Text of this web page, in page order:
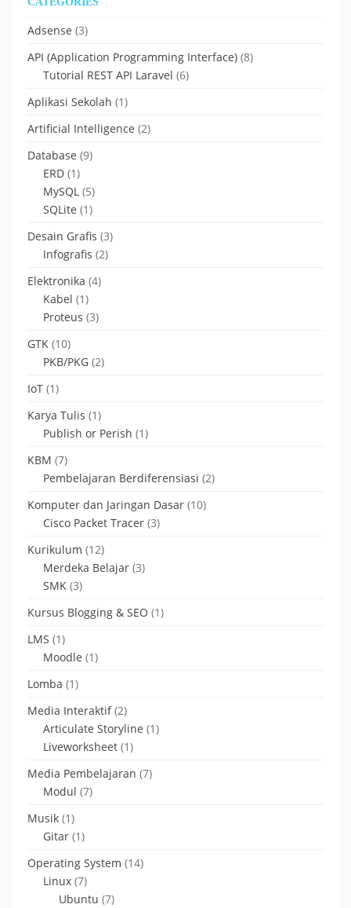
Adsense (3)
API (Application Programming Interface) (8)
Tutorial REST API Laravel (6)
Aplikasi Sekolah (1)
Artificial Intelligence (2)
Database (9)
ERD (1)
MySQL (5)
SQLite (1)
Desain Grafis (3)
Infografis (2)
Elektronika (4)
Kabel (1)
Proteus (3)
GTK (10)
PKB/PKG (2)
IoT (1)
Karya Tulis (1)
Publish or Perish (1)
KBM (7)
Pembelajaran Berdiferensiasi (2)
Komputer dan Jaringan Dasar (10)
Cisco Packet Tracer (3)
Kurikulum (12)
Merdeka Belajar (3)
SMK (3)
Kursus Blogging & SEO (1)
LMS (1)
Moodle (1)
Lomba (1)
Media Interaktif(2)
Articulate Storyline (1)
Liveworksheet (1)
Media Pembelajaran (7)
Modul (7)
Musik (1)
Gitar (1)
Operating System (14)
Linux (7)
Ubuntu (7)